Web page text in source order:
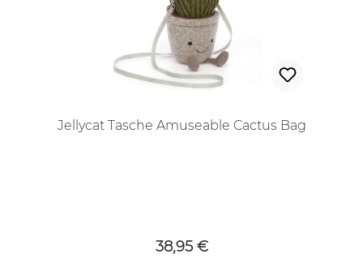
Jellycat Tasche Amuseable Cactus Bag
38,95 €